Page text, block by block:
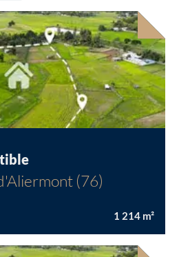
(76)
1 214 m²